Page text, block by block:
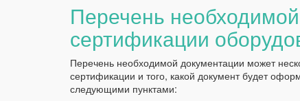
Перечень
сертификации
Перечень необходимой документации может
сертификации и того, какой документ будет
следующими пунктами: